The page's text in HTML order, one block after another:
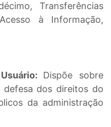
Transferências
à Informação,
Dispõe sobre
dos direitos do
da administração